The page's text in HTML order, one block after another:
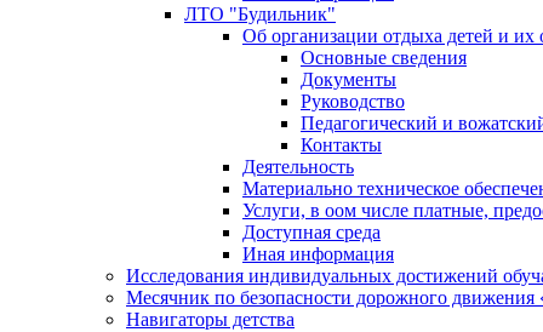
ЛТО "Будильник"
Об организации отдыха детей и их
Основные сведения
Документы
Руководство
Педагогический и
Контакты
Деятельность
Материально техническое
Услуги, в оом числе платные,
Доступная среда
Иная информация
Исследования индивидуальных достижений
Месячник по безопасности дорожного движения
Навигаторы детства